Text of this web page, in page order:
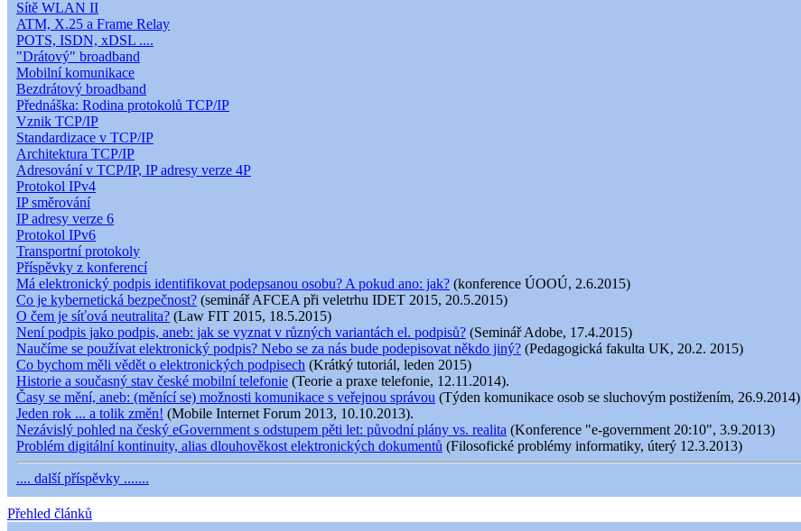
Sítě WLAN II
ATM, X.25 a Frame Relay
POTS, ISDN, xDSL ....
"Drátový" broadband
Mobilní komunikace
Bezdrátový broadband
Přednáška: Rodina protokolů TCP/IP
Vznik TCP/IP
Standardizace v TCP/IP
Architektura TCP/IP
Adresování v TCP/IP, IP adresy verze 4P
Protokol IPv4
IP směrování
IP adresy verze 6
Protokol IPv6
Transportní protokoly
Příspěvky z konferencí
Má elektronický podpis identifikovat podepsanou osobu? A pokud ano: jak? (konference ÚOOÚ, 2.6.2015)
Co je kybernetická bezpečnost? (seminář AFCEA při veletrhu IDET 2015, 20.5.2015)
O čem je síťová neutralita? (Law FIT 2015, 18.5.2015)
Není podpis jako podpis, aneb: jak se vyznat v různých variantách el. podpisů? (Seminář Adobe, 17.4.2015)
Naučíme se používat elektronický podpis? Nebo se za nás bude podepisovat někdo jiný? (Pedagogická fakulta UK, 20.2. 2015)
Co bychom měli vědět o elektronických podpisech (Krátký tutoriál, leden 2015)
Historie a současný stav české mobilní telefonie (Teorie a praxe telefonie, 12.11.2014).
Časy se mění, aneb: (měnící se) možnosti komunikace s veřejnou správou (Týden komunikace osob se sluchovým postižením, 26.9.2014)
Jeden rok ... a tolik změn! (Mobile Internet Forum 2013, 10.10.2013).
Nezávislý pohled na český eGovernment s odstupem pěti let: původní plány vs. realita (Konference "e-government 20:10", 3.9.2013)
Problém digitální kontinuity, alias dlouhověkost elektronických dokumentů (Filosofické problémy informatiky, úterý 12.3.2013)
.... další příspěvky .......
Přehled článků